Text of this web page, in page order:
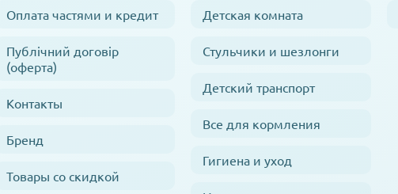
Оплата частями и кредит
Публічний договір
(оферта)
Контакты
Бренд
Товары со скидкой
Детская комната
Стульчики и шезлонги
Детский транспорт
Все для кормления
Гигиена и уход